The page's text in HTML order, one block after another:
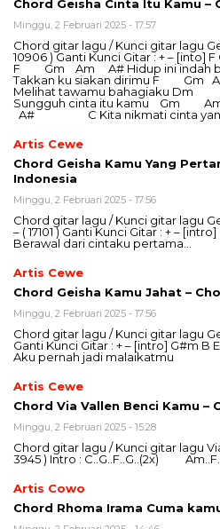
Chord Geisha Cinta Itu Kamu –
Minggu, 2 Februari 2025 - 17:57
Chord gitar lagu / Kunci gitar lagu
10906 ) Ganti Kunci Gitar : + – [into]
F Gm Am A# Hidup ini
Takkan ku siakan dirimu F Gm
Melihat tawamu bahagiaku
Sungguh cinta itu kamu Gm Am
A# C Kita nikmati cinta yang
Artis Cewe
Chord Geisha Kamu Yang
Indonesia
Minggu, 2 Februari 2025 - 17:56
Chord gitar lagu / Kunci gitar lagu
– ( 17101 ) Ganti Kunci Gitar : + –
Berawal dari cintaku pertama…
Artis Cewe
Chord Geisha Kamu Jahat –
Minggu, 2 Februari 2025 - 17:56
Chord gitar lagu / Kunci gitar lagu
Ganti Kunci Gitar : + – [intro]
Aku pernah jadi malaikatmu
Artis Cewe
Chord Via Vallen Benci Kamu –
Minggu, 2 Februari 2025 - 15:28
Chord gitar lagu / Kunci gitar lagu
3945 ) Intro : C..G..F..G..(2x)
Artis Cowo
Chord Rhoma Irama Cuma